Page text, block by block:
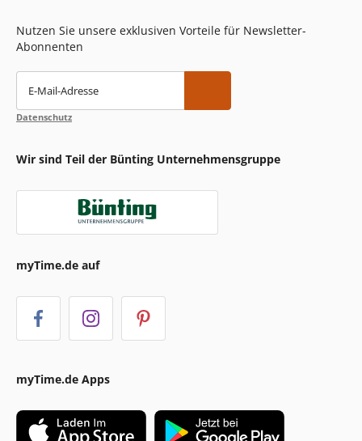
Nutzen Sie unsere exklusiven Vorteile für Newsletter-
Abonnenten
E-Mail-Adresse
Datenschutz
Wir sind Teil der Bünting Unternehmensgruppe
myTime.de auf
myTime.de Apps